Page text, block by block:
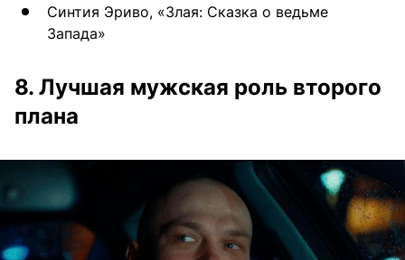
Синтия Эриво, «Злая: Сказка о ведьме
Запада»
8. Лучшая мужская роль второго
плана